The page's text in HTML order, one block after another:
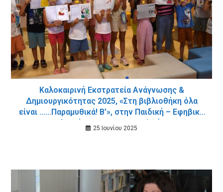
Καλοκαιρινή Εκστρατεία Ανάγνωσης &
Δημιουργικότητας 2025, «Στη βιβλιοθήκη όλα
είναι ……Παραμυθικά! Β’», στην Παιδική – Εφηβική
Βιβλιοθήκη του Δημοτικού Κήπου
25 Ιουνίου 2025